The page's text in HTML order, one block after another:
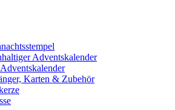
Adventskalender
Karten & Zubehör